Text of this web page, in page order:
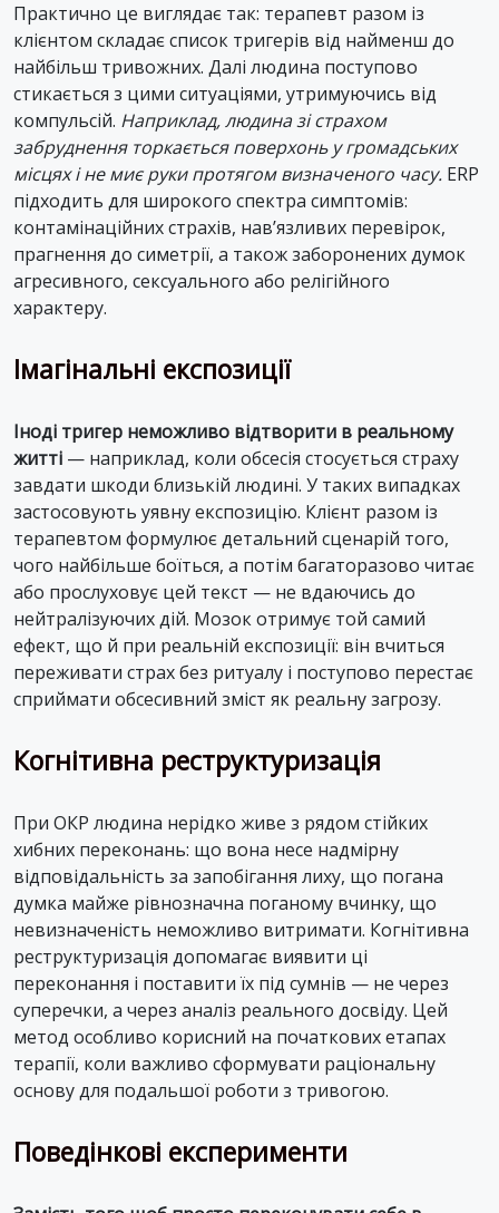
Практично це виглядає так: терапевт разом із
клієнтом складає список тригерів від найменш до
найбільш тривожних. Далі людина поступово
стикається з цими ситуаціями, утримуючись від
компульсій. Наприклад, людина зі страхом
забруднення торкається поверхонь у громадських
місцях і не миє руки протягом визначеного часу. ERP
підходить для широкого спектра симптомів:
контамінаційних страхів, нав’язливих перевірок,
прагнення до симетрії, а також заборонених думок
агресивного, сексуального або релігійного
характеру.
Імагінальні експозиції
Іноді тригер неможливо відтворити в реальному
житті — наприклад, коли обсесія стосується страху
завдати шкоди близькій людині. У таких випадках
застосовують уявну експозицію. Клієнт разом із
терапевтом формулює детальний сценарій того,
чого найбільше боїться, а потім багаторазово читає
або прослуховує цей текст — не вдаючись до
нейтралізуючих дій. Мозок отримує той самий
ефект, що й при реальній експозиції: він вчиться
переживати страх без ритуалу і поступово перестає
сприймати обсесивний зміст як реальну загрозу.
Когнітивна реструктуризація
При ОКР людина нерідко живе з рядом стійких
хибних переконань: що вона несе надмірну
відповідальність за запобігання лиху, що погана
думка майже рівнозначна поганому вчинку, що
невизначеність неможливо витримати. Когнітивна
реструктуризація допомагає виявити ці
переконання і поставити їх під сумнів — не через
суперечки, а через аналіз реального досвіду. Цей
метод особливо корисний на початкових етапах
терапії, коли важливо сформувати раціональну
основу для подальшої роботи з тривогою.
Поведінкові експерименти